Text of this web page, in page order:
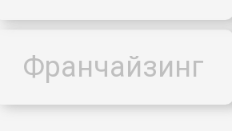
Франчайзинг